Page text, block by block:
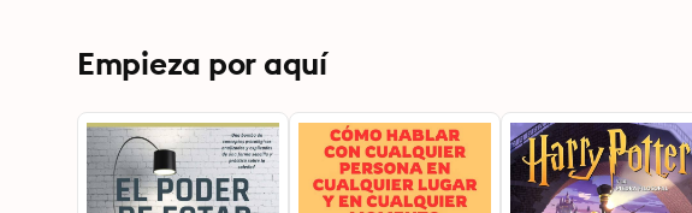
Empieza por aquí